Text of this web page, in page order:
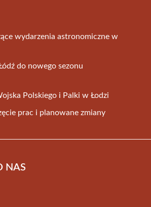
wydarzenia astronomiczne w
do nowego sezonu
Polskiego i Palki w Łodzi
prac i planowane zmiany
NAS